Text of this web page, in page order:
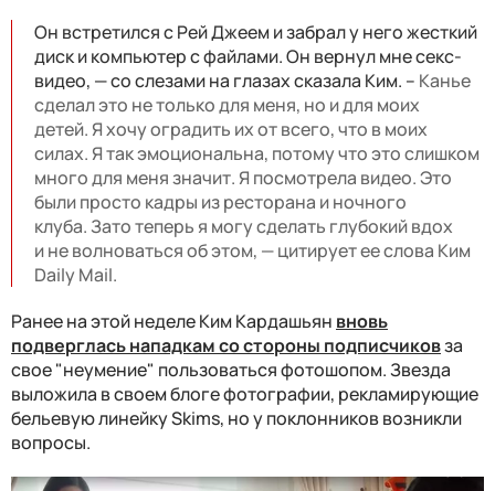
Он встретился с Рей Джеем и забрал у него жесткий
диск и компьютер с файлами. Он вернул мне секс-
видео, — со слезами на глазах сказала Ким. – Канье
сделал это не только для меня, но и для моих
детей. Я хочу оградить их от всего, что в моих
силах. Я так эмоциональна, потому что это слишком
много для меня значит. Я посмотрела видео. Это
были просто кадры из ресторана и ночного
клуба. Зато теперь я могу сделать глубокий вдох
и не волноваться об этом, — цитирует ее слова Ким
Daily Mail.
Ранее на этой неделе Ким Кардашьян вновь
подверглась нападкам со стороны подписчиковза
свое "неумение" пользоваться фотошопом. Звезда
выложила в своем блоге фотографии, рекламирующие
бельевую линейку Skims, но у поклонников возникли
вопросы.